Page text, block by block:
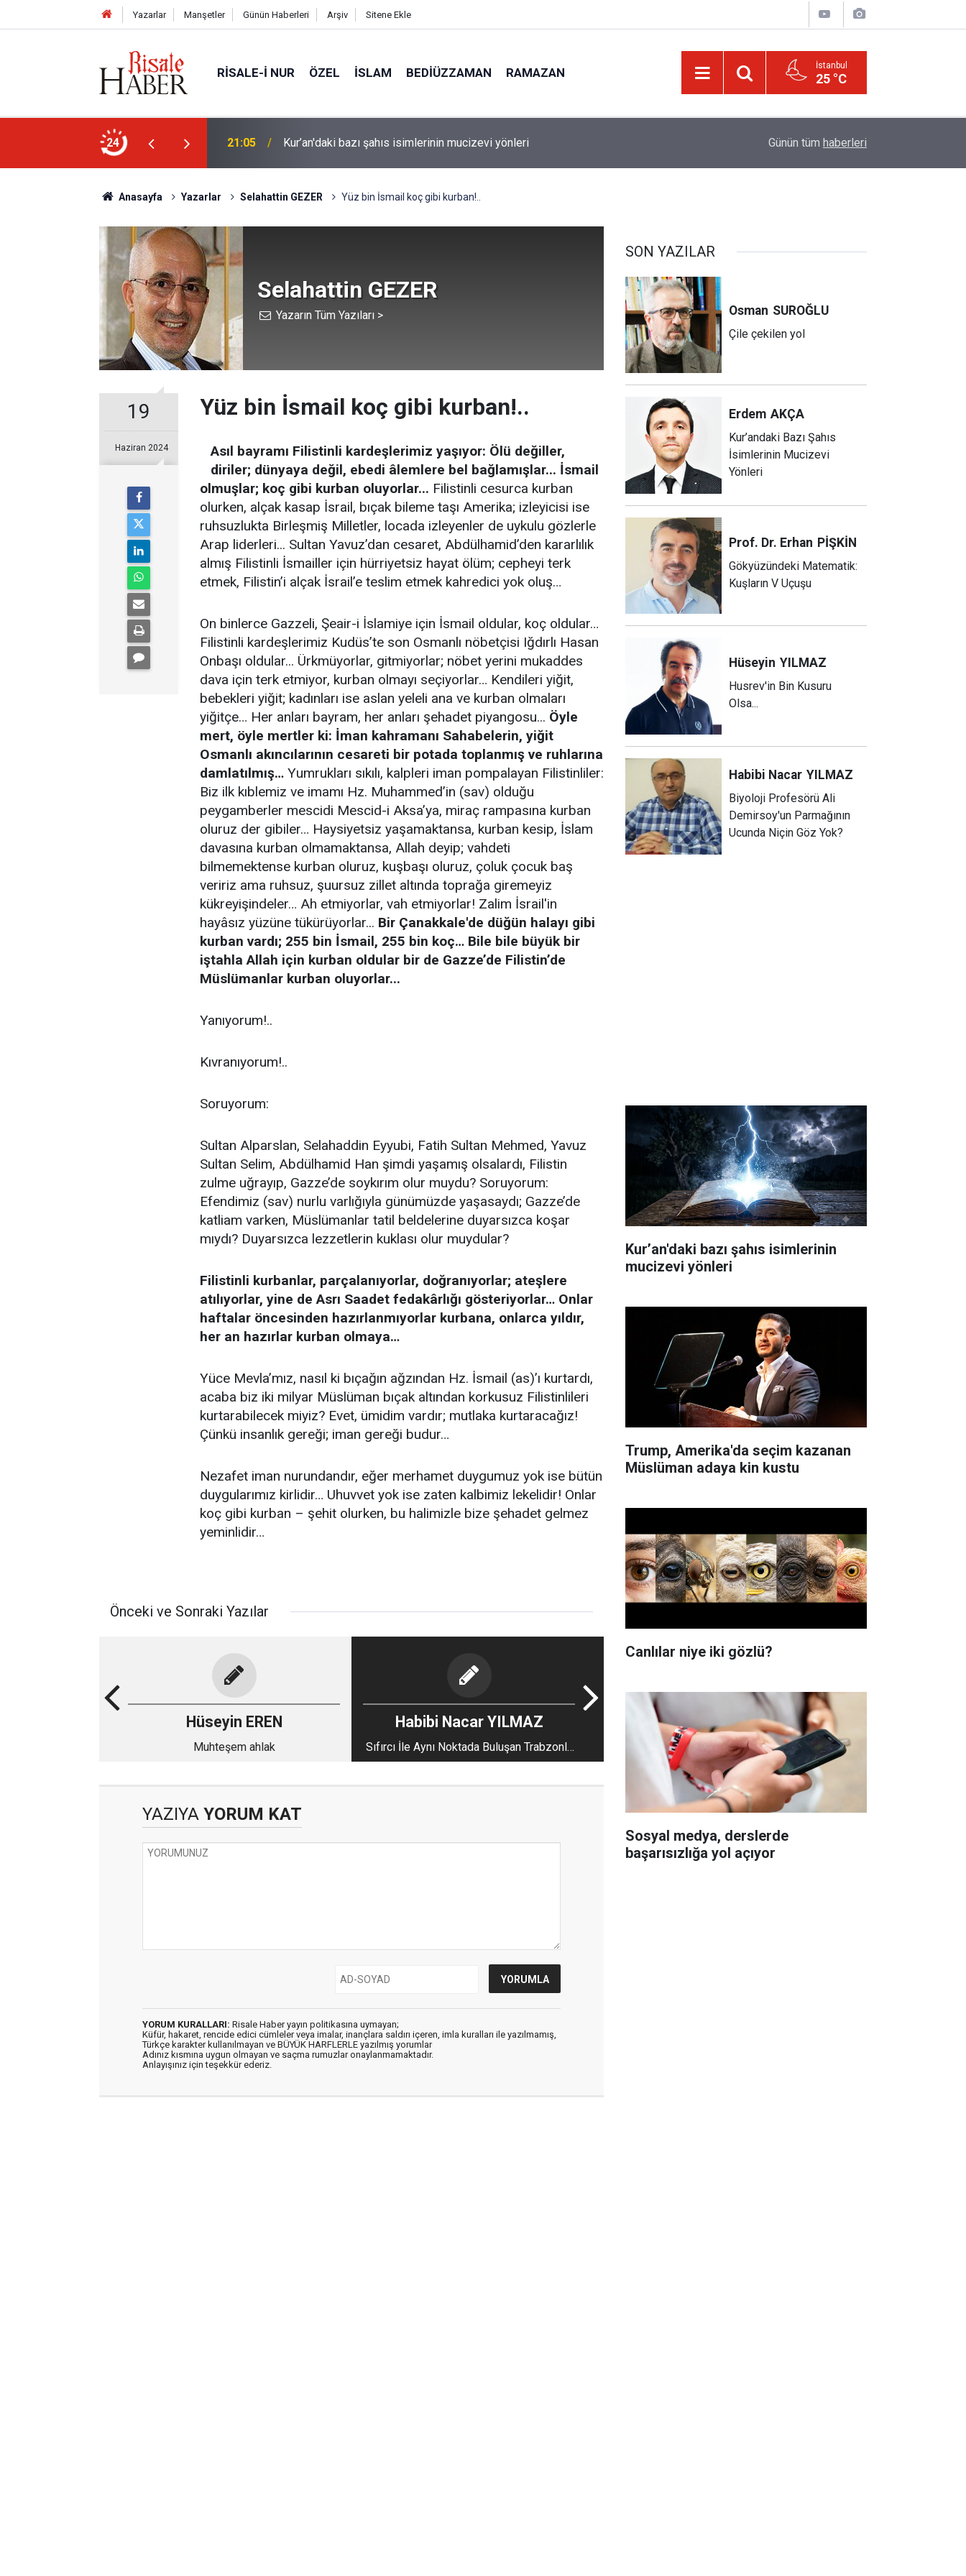
Yazarlar Manşetler Günün Haberleri Arşiv Sitene Ekle
RISALE-I NUR ÖZEL İSLAM BEDIÜZZAMAN RAMAZAN İstanbul
25 °C
24 20:02 Trump, Amerika'da seçim kazanan Müslüman adaya kin kustu Canlılar niye iki gözlü?
Günün tüm haberleri
Anasayfa Yazarlar Selahattin GEZER Yüz bin İsmail koç gibi kurban!..
Selahattin GEZER
Yazarın Tüm Yazıları >
19
Haziran 2024
Yüz bin İsmail koç gibi kurban!..
Asıl bayramı Filistinli kardeşlerimiz yaşıyor: Ölü değiller,
diriler; dünyaya değil, ebedi âlemlere bel bağlamışlar... İsmail
olmuşlar; koç gibi kurban oluyorlar... Filistinli cesurca kurban
olurken, alçak kasap İsrail, bıçak bileme taşı Amerika; izleyicisi ise
ruhsuzlukta Birleşmiş Milletler, locada izleyenler de uykulu gözlerle
Arap liderleri... Sultan Yavuz’dan cesaret, Abdülhamid’den kararlılık
almış Filistinli İsmailler için hürriyetsiz hayat ölüm; cepheyi terk
etmek, Filistin’i alçak İsrail’e teslim etmek kahredici yok oluş…
On binlerce Gazzeli, Şeair-i İslamiye için İsmail oldular, koç oldular…
Filistinli kardeşlerimiz Kudüs’te son Osmanlı nöbetçisi Iğdırlı Hasan
Onbaşı oldular... Ürkmüyorlar, gitmiyorlar; nöbet yerini mukaddes
dava için terk etmiyor, kurban olmayı seçiyorlar… Kendileri yiğit,
bebekleri yiğit; kadınları ise aslan yeleli ana ve kurban olmaları
yiğitçe… Her anları bayram, her anları şehadet piyangosu... Öyle
mert, öyle mertler ki: İman kahramanı Sahabelerin, yiğit
Osmanlı akıncılarının cesareti bir potada toplanmış ve ruhlarına
damlatılmış… Yumrukları sıkılı, kalpleri iman pompalayan Filistinliler:
Biz ilk kıblemiz ve imamı Hz. Muhammed’in (sav) olduğu
peygamberler mescidi Mescid-i Aksa’ya, miraç rampasına kurban
oluruz der gibiler… Haysiyetsiz yaşamaktansa, kurban kesip, İslam
davasına kurban olmamaktansa, Allah deyip; vahdeti
bilmemektense kurban oluruz, kuşbaşı oluruz, çoluk çocuk baş
veririz ama ruhsuz, şuursuz zillet altında toprağa giremeyiz
kükreyişindeler… Ah etmiyorlar, vah etmiyorlar! Zalim İsrail'in
hayâsız yüzüne tükürüyorlar... Bir Çanakkale'de düğün halayı gibi
kurban vardı; 255 bin İsmail, 255 bin koç… Bile bile büyük bir
iştahla Allah için kurban oldular bir de Gazze’de Filistin’de
Müslümanlar kurban oluyorlar...
Yanıyorum!..
Kıvranıyorum!..
Soruyorum:
Sultan Alparslan, Selahaddin Eyyubi, Fatih Sultan Mehmed, Yavuz
Sultan Selim, Abdülhamid Han şimdi yaşamış olsalardı, Filistin
zulme uğrayıp, Gazze’de soykırım olur muydu? Soruyorum:
Efendimiz (sav) nurlu varlığıyla günümüzde yaşasaydı; Gazze’de
katliam varken, Müslümanlar tatil beldelerine duyarsızca koşar
mıydı? Duyarsızca lezzetlerin kuklası olur muydular?
Filistinli kurbanlar, parçalanıyorlar, doğranıyorlar; ateşlere
atılıyorlar, yine de Asrı Saadet fedakârlığı gösteriyorlar… Onlar
haftalar öncesinden hazırlanmıyorlar kurbana, onlarca yıldır,
her an hazırlar kurban olmaya…
Yüce Mevla’mız, nasıl ki bıçağın ağzından Hz. İsmail (as)’ı kurtardı,
acaba biz iki milyar Müslüman bıçak altından korkusuz Filistinlileri
kurtarabilecek miyiz? Evet, ümidim vardır; mutlaka kurtaracağız!
Çünkü insanlık gereği; iman gereği budur…
Nezafet iman nurundandır, eğer merhamet duygumuz yok ise bütün
duygularımız kirlidir… Uhuvvet yok ise zaten kalbimiz lekelidir! Onlar
koç gibi kurban – şehit olurken, bu halimizle bize şehadet gelmez
yeminlidir…
Önceki ve Sonraki Yazılar
Hüseyin EREN
Muhteşem ahlak
Habibi Nacar YILMAZ
Sıfırcı İle Aynı Noktada Buluşan Trabzonlu
Ateist
YAZIYA YORUM KAT
YORUM KURALLARI: Risale Haber yayın politikasına uymayan;
Küfür, hakaret, rencide edici cümleler veya imalar, inançlara saldırı içeren, imla kuralları ile yazılmamış,
Türkçe karakter kullanılmayan ve BÜYÜK HARFLERLE yazılmış yorumlar
Adınız kısmına uygun olmayan ve saçma rumuzlar onaylanmamaktadır.
Anlayışınız için teşekkür ederiz.
SON YAZILAR
Osman SUROĞLU
Çile çekilen yol
Erdem AKÇA
Kur’andaki Bazı Şahıs
İsimlerinin Mucizevi
Yönleri
Prof. Dr. Erhan PİŞKİN
Gökyüzündeki Matematik:
Kuşların V Uçuşu
Hüseyin YILMAZ
Husrev'in Bin Kusuru
Olsa...
Habibi Nacar YILMAZ
Biyoloji Profesörü Ali
Demirsoy'un Parmağının
Ucunda Niçin Göz Yok?
Kur’an'daki bazı şahıs isimlerinin
mucizevi yönleri
Trump, Amerika'da seçim kazanan
Müslüman adaya kin kustu
Canlılar niye iki gözlü?
Sosyal medya, derslerde
başarısızlığa yol açıyor